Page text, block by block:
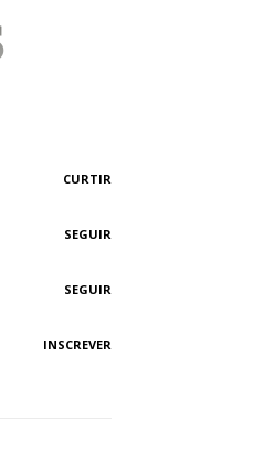
CURTIR
SEGUIR
SEGUIR
INSCREVER